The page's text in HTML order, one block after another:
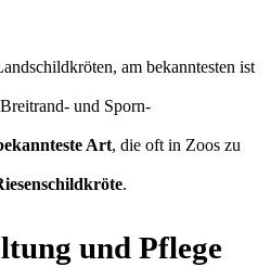
am bekanntesten ist
und Sporn-
Art, die oft in Zoos zu
.
und Pflege